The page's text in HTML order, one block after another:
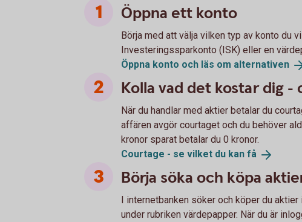
Öppna ett konto
Börja med att välja vilken typ av konto du
Investeringssparkonto (ISK) eller en
Öppna konto och läs om alternativen
Kolla vad det kostar dig -
När du handlar med aktier betalar du
affären avgör courtaget och du behöver
kronor sparat betalar du 0 kronor.
Courtage - se vilket du kan få
Börja söka och köpa
I internetbanken söker och köper du
under rubriken värdepapper. När du är